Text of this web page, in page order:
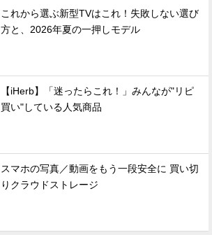
これから選ぶ新型TVはこれ！失敗しない選び
方と、2026年夏の一押しモデル
【iHerb】「迷ったらこれ！」みんなが"リピ
買い"している人気商品
スマホの写真／動画をもう一段安全に 買い切
りクラウドストレージ